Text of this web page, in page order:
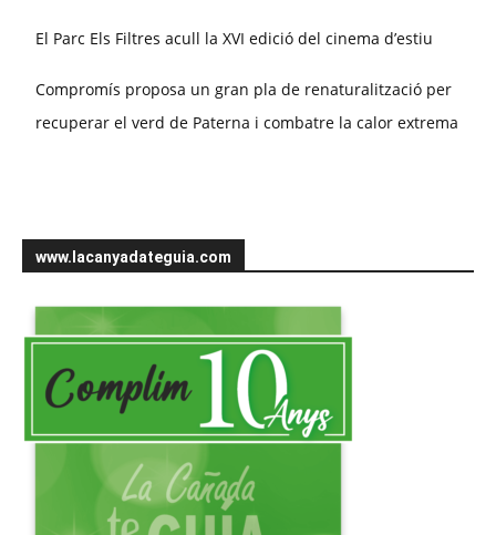
El Parc Els Filtres acull la XVI edició del cinema d’estiu
Compromís proposa un gran pla de renaturalització per
recuperar el verd de Paterna i combatre la calor extrema
www.lacanyadateguia.com